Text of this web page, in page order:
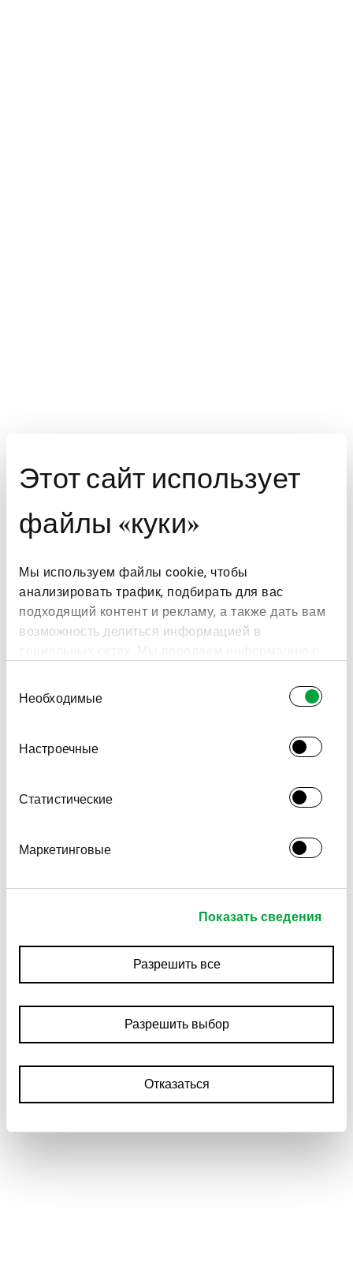
Этот сайт использует
файлы «куки»
Мы используем файлы cookie, чтобы
анализировать трафик, подбирать для вас
подходящий контент и рекламу, а также дать вам
возможность делиться информацией в
социальным сетям и компаниям, занимающимся
рекламой и веб-аналитикой. Наши партнеры
предоставленной вами информацией, а также
использовании вами их сервисов.
согласия
Необходимые
Настроечные
Статистические
Маркетинговые
Показать сведения
Разрешить все
Разрешить выбор
Отказаться